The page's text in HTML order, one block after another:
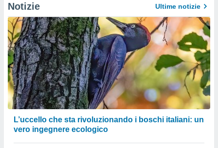
Notizie Ultime notizie
L’uccello che sta rivoluzionando i boschi italiani: un
vero ingegnere ecologico